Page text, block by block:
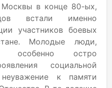
в конце 80-ых,
встали именно
участников боевых
Молодые люди,
особенно остро
социальной
к памяти